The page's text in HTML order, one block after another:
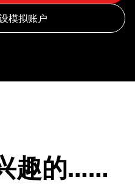
趣的……